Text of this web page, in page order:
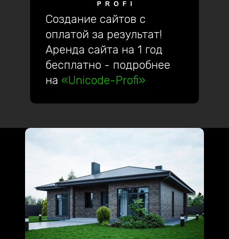
Создание сайтов с
оплатой за результат!
Аренда сайта на 1 год
бесплатно - подробнее
на «Unicode-Profi»